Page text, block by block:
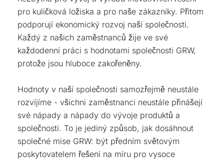
pro kuličková ložiska a pro naše zákazníky. Přitom
podporují ekonomický rozvoj naší společnosti.
Každý z našich zaměstnanců žije ve své
každodenní práci s hodnotami společnosti GRW,
protože jsou hluboce zakořeněny.
Hodnoty v naší společnosti samozřejmě neustále
rozvíjíme - všichni zaměstnanci neustále přinášejí
své nápady a nápady do vývoje produktů a
společnosti. To je jediný způsob, jak dosáhnout
společné mise GRW: být předním světovým
poskytovatelem řešení na míru pro vysoce